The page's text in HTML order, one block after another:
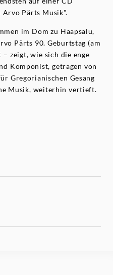
Pärts Musik".
im Dom zu Haapsalu,
Pärts 90. Geburtstag (am
zeigt, wie sich die enge
Komponist, getragen von
Gregorianischen Gesang
Musik, weiterhin vertieft.